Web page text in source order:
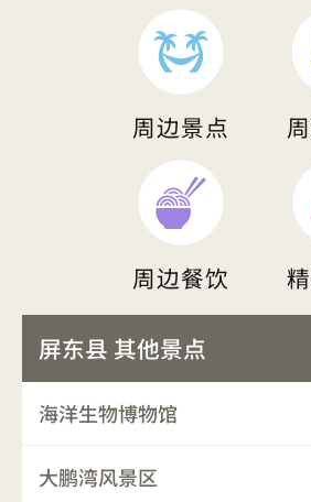
周边景点
周边餐饮
屏东县 其他景点
海洋生物博物馆
大鹏湾风景区